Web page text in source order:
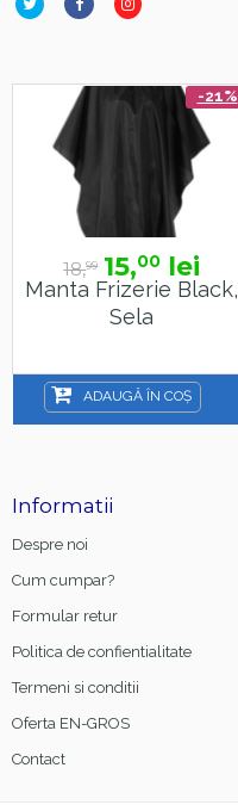
-21%
18,99 15,00 lei
Manta Frizerie Black,
Sela
ADAUGĂ ÎN COȘ
Informatii
Despre noi
Cum cumpar?
Formular retur
Politica de confientialitate
Termeni si conditii
Oferta EN-GROS
Contact